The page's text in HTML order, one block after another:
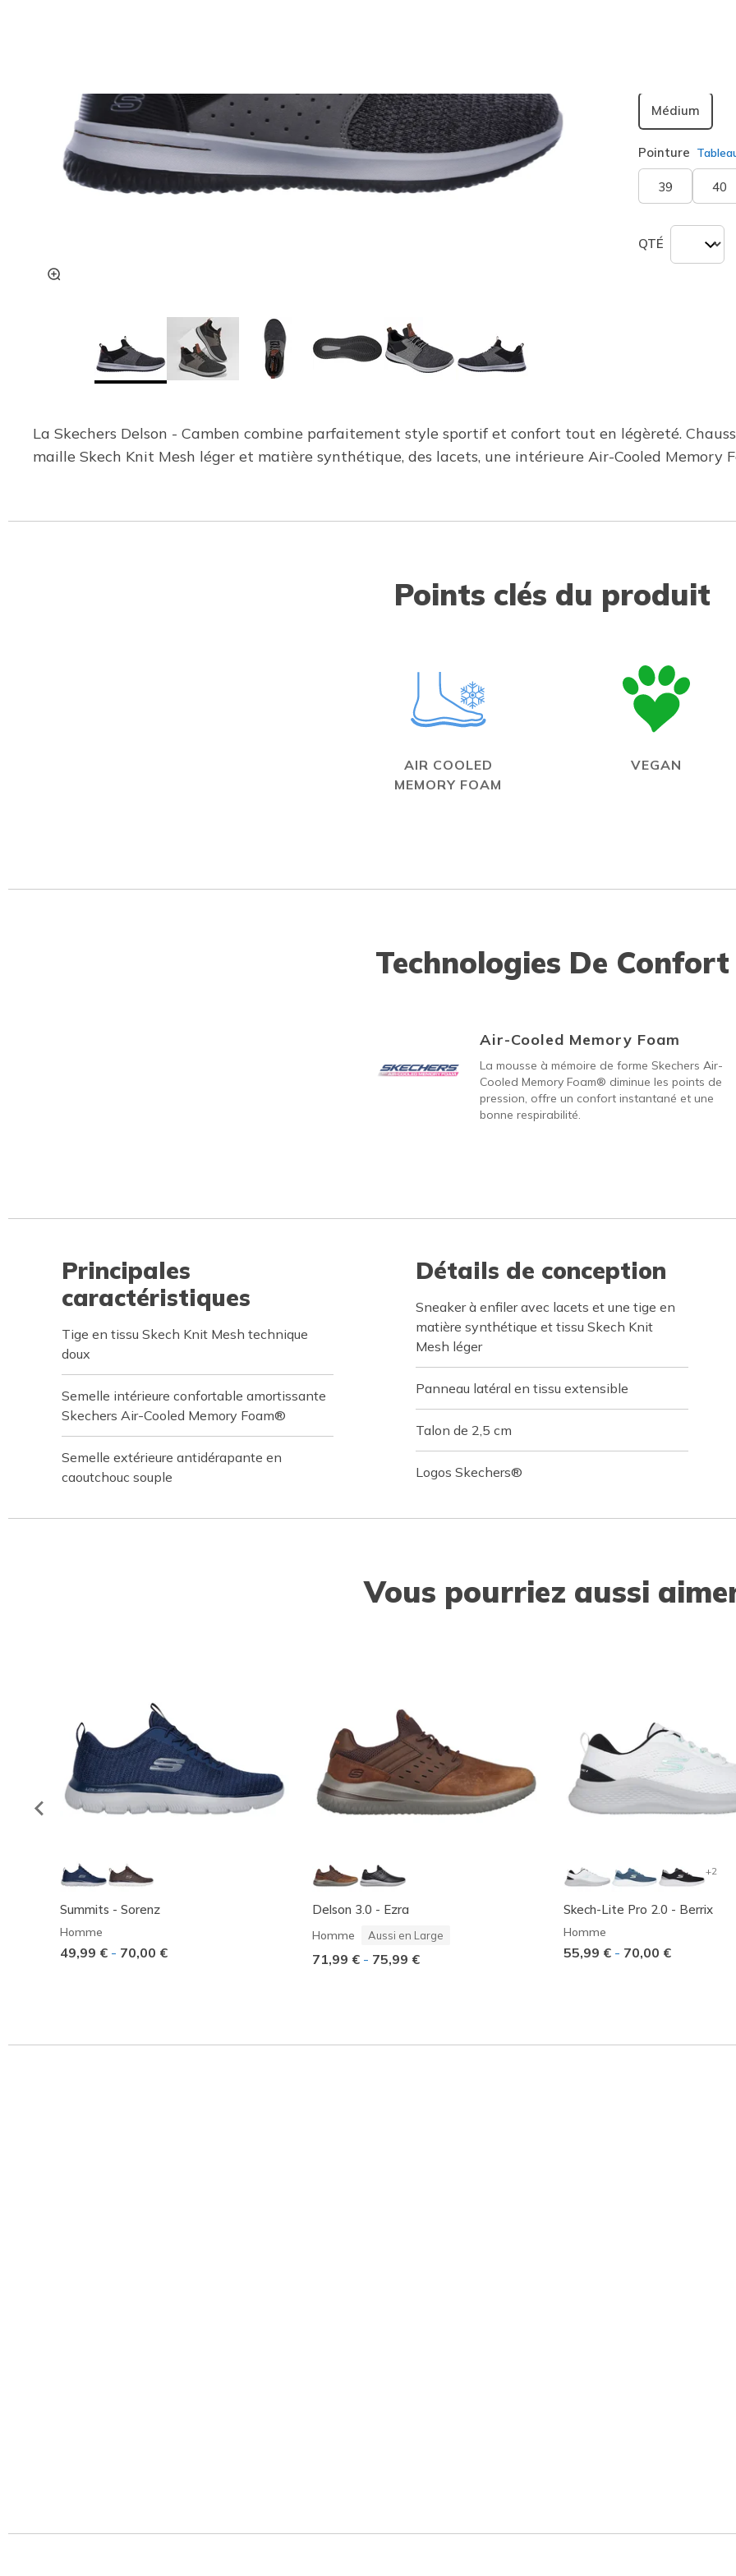
Médium
Pointure
39 40
QTÉ
La Skechers Delson - Camben combine parfaitement style sportif et confort tout en légèreté.
maille Skech Knit Mesh léger et matière synthétique, des lacets, une intérieure Air-Cooled Memory
Points clés du produit
AIR COOLED
MEMORY FOAM
VEGAN
Technologies De Confort
Air-Cooled Memory Foam
La mousse à mémoire de forme Skechers Air-
Cooled Memory Foam® diminue les points de
pression, offre un confort instantané et une
bonne respirabilité.
Principales
caractéristiques
Tige en tissu Skech Knit Mesh technique
doux
Semelle intérieure confortable amortissante
Skechers Air-Cooled Memory Foam®
Semelle extérieure antidérapante en
caoutchouc souple
Détails de conception
Sneaker à enfiler avec lacets et une tige en
matière synthétique et tissu Skech Knit
Mesh léger
Panneau latéral en tissu extensible
Talon de 2,5 cm
Logos Skechers®
Vous pourriez aussi
Summits - Sorenz
Homme
49,99 € - 70,00 €
Delson 3.0 - Ezra
Homme Aussi en Large
71,99 € - 75,99 €
+2
Skech-Lite Pro 2.0 - Berrix
Homme
55,99 € - 70,00 €